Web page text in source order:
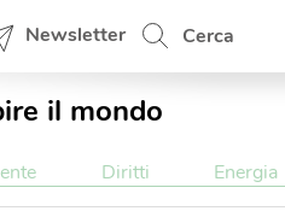
Newsletter Cerca
il mondo
Diritti Energia